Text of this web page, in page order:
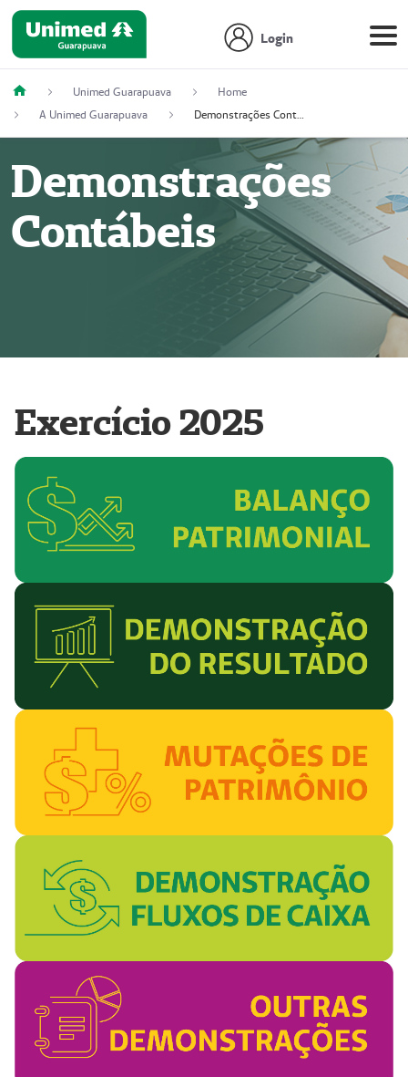
Login
Unimed Guarapuava
Home
A Unimed Guarapuava
Demonstrações Contábeis
Demonstrações
Contábeis
Exercício 2025